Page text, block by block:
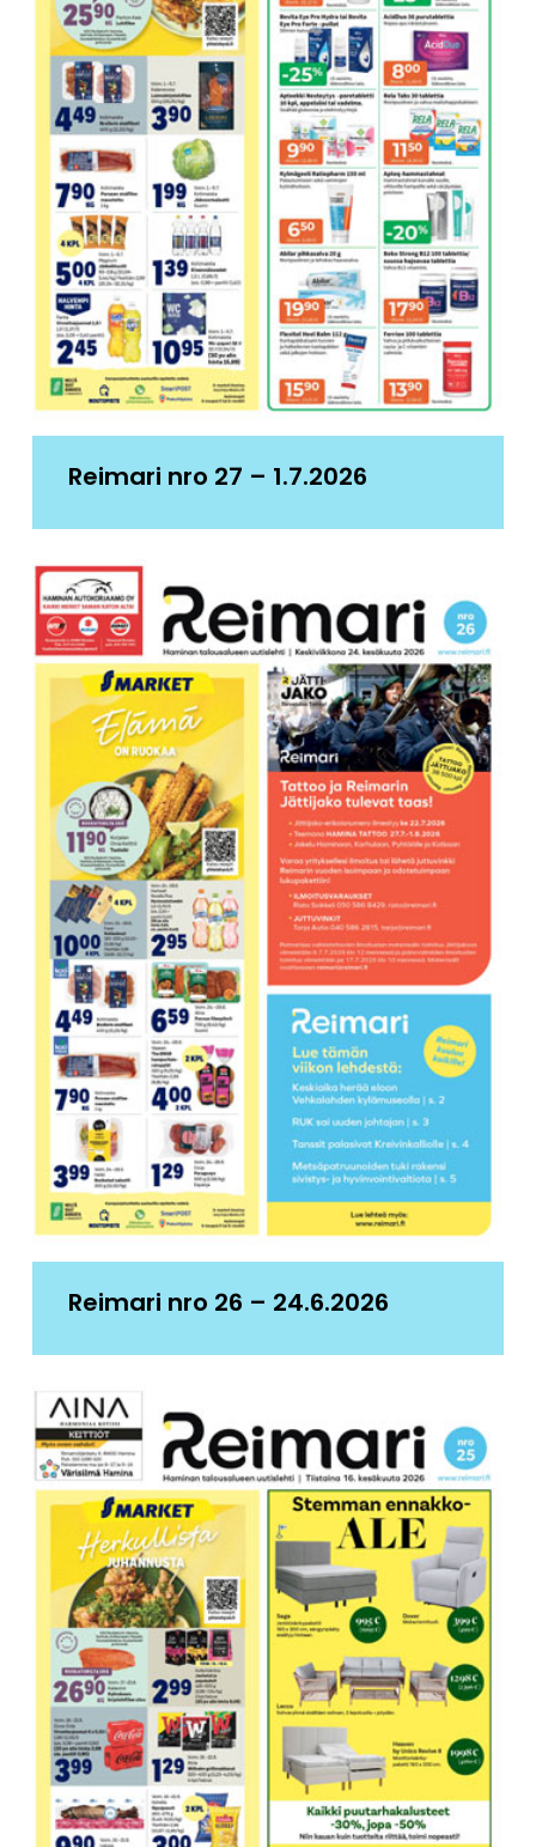
Reimari nro 27 – 1.7.2026
Reimari nro 26 – 24.6.2026